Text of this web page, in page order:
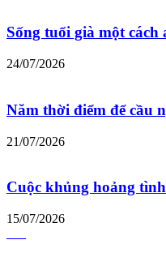
Sống tuổi già một
24/07/2026
Năm thời điểm để cầu
21/07/2026
Cuộc khủng hoảng
15/07/2026